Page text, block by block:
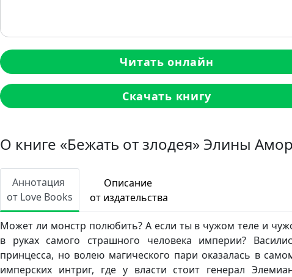
Читать онлайн
Скачать книгу
О книге «Бежать от злодея» Элины
Аннотация
от Love Books
Описание
от издательства
Может ли монстр полюбить? А если ты в чужом теле и
в руках самого страшного человека империи?
принцесса, но волею магического пари оказалась в
имперских интриг, где у власти стоит генерал